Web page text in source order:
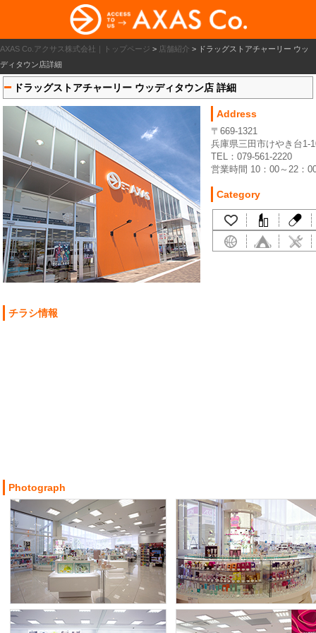
AXAS Co.アクサス株式会社｜トップページ > 店舗紹介 > ドラッグストアチャーリー ウッ
ディタウン店詳細
ドラッグストアチャーリー ウッディタウン店 詳細
Address
〒669-1321
兵庫県三田市けやき台1-
TEL：079-561-2220
営業時間 10：00～22：
Category
チラシ情報
Photograph